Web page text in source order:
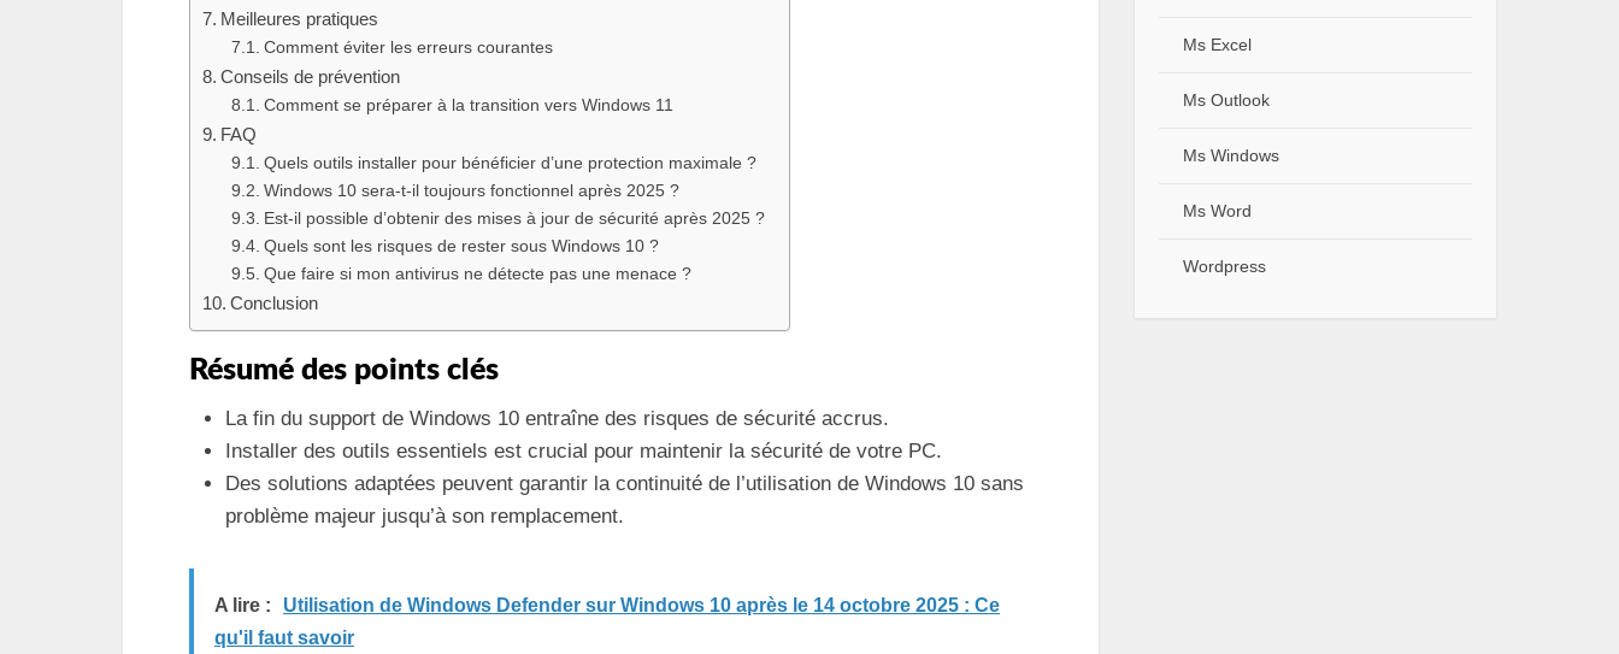
Meilleures pratiques
Comment éviter les erreurs courantes
Conseils de prévention
Comment se préparer à la transition vers Windows 11
FAQ
Quels outils installer pour bénéficier d’une protection maximale ?
Windows 10 sera-t-il toujours fonctionnel après 2025 ?
Est-il possible d’obtenir des mises à jour de sécurité après 2025 ?
Quels sont les risques de rester sous Windows 10 ?
Que faire si mon antivirus ne détecte pas une menace ?
Conclusion
Résumé des points clés
La fin du support de Windows 10 entraîne des risques de sécurité accrus.
Installer des outils essentiels est crucial pour maintenir la sécurité de votre PC.
Des solutions adaptées peuvent garantir la continuité de l’utilisation de Windows 10 sans
problème majeur jusqu’à son remplacement.
A lire :
Utilisation de Windows Defender sur Windows 10 après le 14 octobre 2025 : Ce
qu'il faut savoir
Ms Excel
Ms Outlook
Ms Windows
Ms Word
Wordpress